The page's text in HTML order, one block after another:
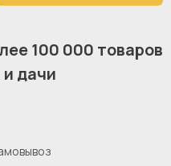
100 000 товаров
дачи